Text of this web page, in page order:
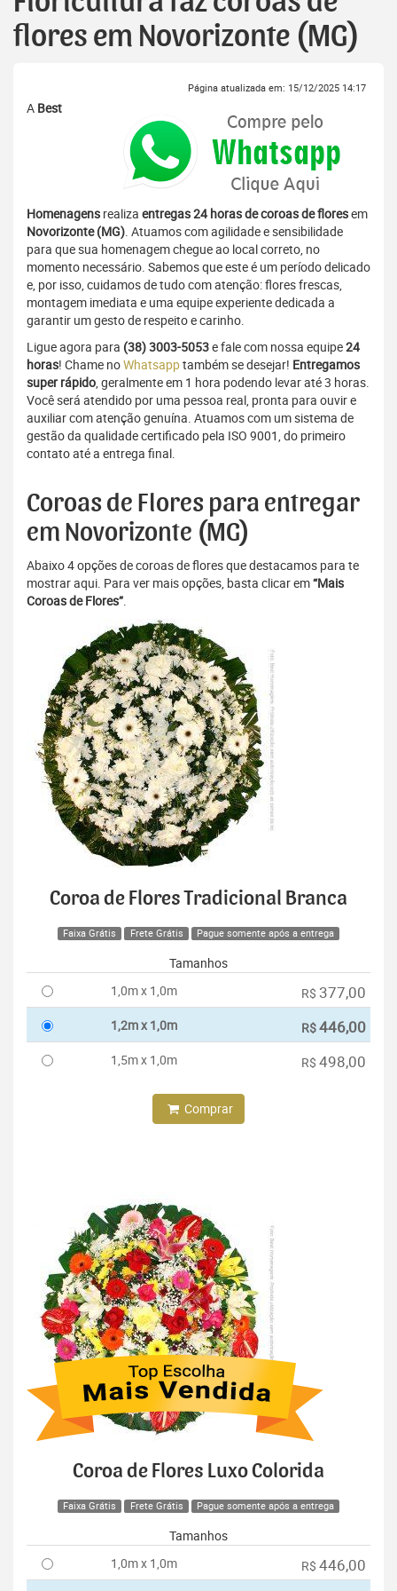
flores em Novorizonte (MG)
Página atualizada em: 15/12/2025 14:17
A Best
Homenagens realiza entregas 24 horas de coroas de floresem
Novorizonte (MG). Atuamos com agilidade e sensibilidade
para que sua homenagem chegue ao local correto, no
momento necessário. Sabemos que este é um período delicado
e, por isso, cuidamos de tudo com atenção: flores frescas,
montagem imediata e uma equipe experiente dedicada a
garantir um gesto de respeito e carinho.
Ligue agora para (38) 3003-5053e fale com nossa equipe24
horas! Chame noWhatsapptambém se desejar! Entregamos
super rápido, geralmente em 1 hora podendo levar até 3 horas.
Você será atendido por uma pessoa real, pronta para ouvir e
auxiliar com atenção genuína. Atuamos com um sistema de
gestão da qualidade certificado pela ISO 9001, do primeiro
contato até a entrega final.
Coroas de Flores para entregar
em Novorizonte (MG)
Abaixo 4 opções de coroas de flores que destacamos para te
mostrar aqui. Para ver mais opções, basta clicar em“Mais
Coroas de Flores”.
Coroa de Flores Tradicional Branca
Faixa Grátis Frete Grátis Pague somente após a entrega
Tamanhos
1,0m x 1,0m
R$ 377,00
1,2m x 1,0m R$446,00
1,5m x 1,0m R$ 498,00
Comprar
Coroa de Flores Luxo Colorida
Faixa Grátis Frete Grátis Pague somente após a entrega
Tamanhos
1,0m x 1,0m
R$ 446,00